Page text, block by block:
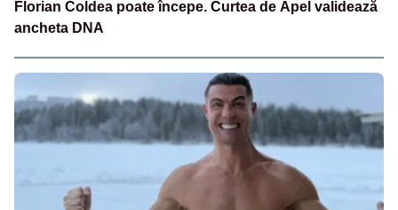
Florian Coldea poate începe. Curtea de Apel validează
ancheta DNA